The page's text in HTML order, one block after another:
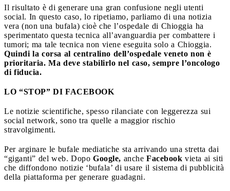
Il risultato è di generare una gran confusione negli utenti
social. In questo caso, lo ripetiamo, parliamo di una notizia
vera (non una bufala) cioè che l’ospedale di Chioggia ha
sperimentato questa tecnica all’avanguardia per combattere i
tumori; ma tale tecnica non viene eseguita solo a Chioggia.
Quindi la corsa al centralino dell’ospedale veneto non è
prioritaria. Ma deve stabilirlo nel caso, sempre l’oncologo
di fiducia.
LO “STOP” DI FACEBOOK
Le notizie scientifiche, spesso rilanciate con leggerezza sui
social network, sono tra quelle a maggior rischio
stravolgimenti.
Per arginare le bufale mediatiche sta arrivando una stretta dai
“giganti” del web. Dopo Google, anche Facebook vieta ai siti
che diffondono notizie ‘bufala’ di usare il sistema di pubblicità
della piattaforma per generare guadagni.